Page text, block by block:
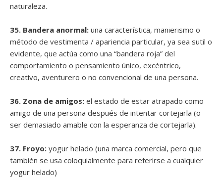
naturaleza.
35. Bandera anormal: una característica, manierismo o
método de vestimenta / apariencia particular, ya sea sutil o
evidente, que actúa como una “bandera roja” del
comportamiento o pensamiento único, excéntrico,
creativo, aventurero o no convencional de una persona.
36. Zona de amigos: el estado de estar atrapado como
amigo de una persona después de intentar cortejarla (o
ser demasiado amable con la esperanza de cortejarla).
37. Froyo: yogur helado (una marca comercial, pero que
también se usa coloquialmente para referirse a cualquier
yogur helado)